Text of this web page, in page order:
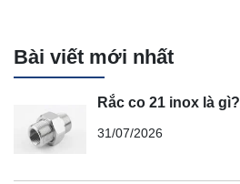
Bài viết mới nhất
Rắc co 21 inox là gì?
31/07/2026